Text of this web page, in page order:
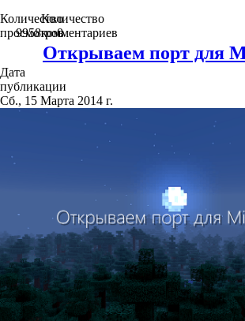
Количество
просмотров
9958
Количество
комментариев
0
Открываем порт для
Дата
публикации
Сб., 15 Марта 2014 г.